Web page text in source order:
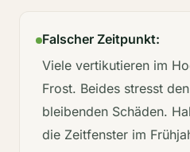
Falscher Zeitpunkt:
Viele vertikutieren im
Frost. Beides stresst
bleibenden Schäden.
die Zeitfenster im